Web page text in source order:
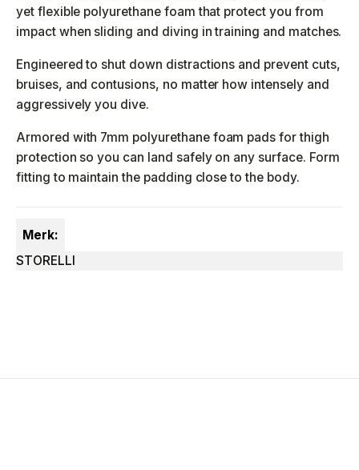
yet flexible polyurethane foam that protect you from
impact when sliding and diving in training and matches.
Engineered to shut down distractions and prevent cuts,
bruises, and contusions, no matter how intensely and
aggressively you dive.
Armored with 7mm polyurethane foam pads for thigh
protection so you can land safely on any surface. Form
fitting to maintain the padding close to the body.
Merk:
STORELLI